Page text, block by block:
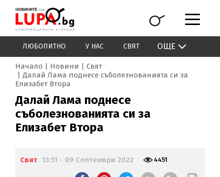
ЛЮБОПИТНО У НАС СВЯТ ОЩЕ
Начало Новини
Свят
Далай Лама поднесе съболезнованията си за
Елизабет Втора
Далай Лама поднесе
съболезнованията си за
Елизабет Втора
Свят 13:51 - 09 Септември 2022 4451